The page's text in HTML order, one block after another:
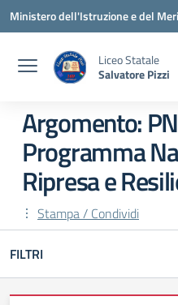
Vai ai contenuti
Vai al menu di navigazione
Vai al footer
Ministero dell'Istruzione e del
Liceo Statale
Salvatore Pizzi
Argomento:
Programma
Ripresa e
Stampa / Condividi
FILTRI